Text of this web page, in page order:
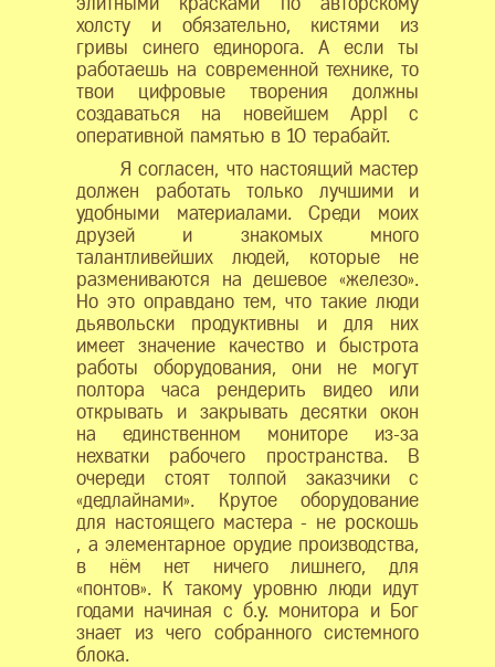
холсту и обязательно, кистями из
гривы синего единорога. А если ты
работаешь на современной технике, то
твои цифровые творения должны
создаваться на новейшем Appl с
оперативной памятью в 10 терабайт.
Я согласен, что настоящий мастер
должен работать только лучшими и
удобными материалами. Среди моих
друзей и знакомых много
талантливейших людей, которые не
размениваются на дешевое «железо».
Но это оправдано тем, что такие люди
дьявольски продуктивны и для них
имеет значение качество и быстрота
работы оборудования, они не могут
полтора часа рендерить видео или
открывать и закрывать десятки окон
на единственном мониторе из-за
нехватки рабочего пространства. В
очереди стоят толпой заказчики с
«дедлайнами». Крутое оборудование
для настоящего мастера - не роскошь
, а элементарное орудие производства,
в нём нет ничего лишнего, для
«понтов». К такому уровню люди идут
годами начиная с б.у. монитора и Бог
знает из чего собранного системного
блока.